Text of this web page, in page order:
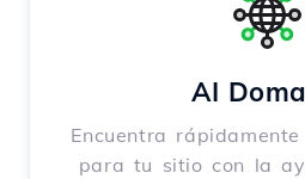
AI
Encuentra
para tu sitio con la